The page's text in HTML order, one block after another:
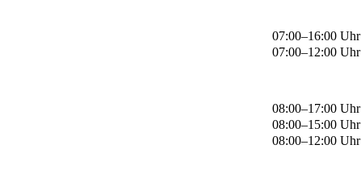
07:00–16:00 Uhr
07:00–12:00 Uhr
08:00–17:00 Uhr
08:00–15:00 Uhr
08:00–12:00 Uhr